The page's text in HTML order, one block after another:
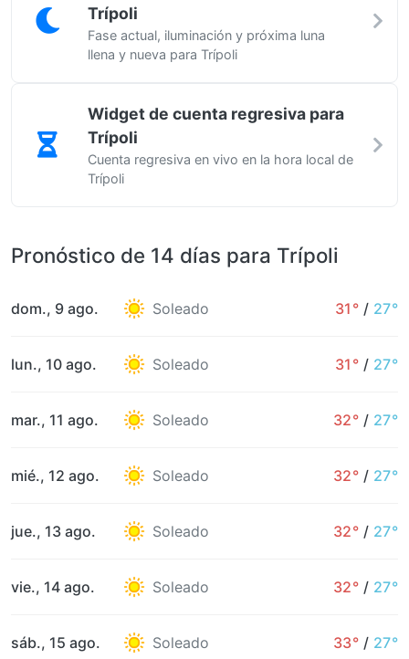
Trípoli
Fase actual, iluminación y próxima luna
llena y nueva para Trípoli
Widget de cuenta regresiva para
Trípoli
Cuenta regresiva en vivo en la hora local de
Trípoli
Pronóstico de 14 días para Trípoli
dom., 9 ago. Soleado 31° / 27°
lun., 10 ago. Soleado 31° / 27°
mar., 11 ago. Soleado 32° / 27°
mié., 12 ago. Soleado 32° / 27°
jue., 13 ago. Soleado 32° / 27°
vie., 14 ago. Soleado 32° / 27°
sáb., 15 ago. Soleado 33° / 27°